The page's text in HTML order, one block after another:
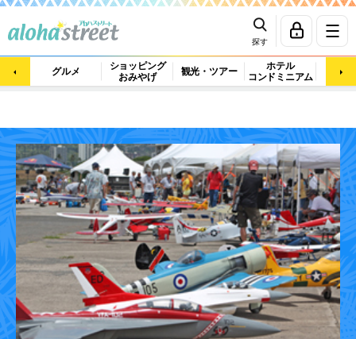
探す
グルメ
ショッピング
おみやげ
観光・ツアー
ホテル
コンドミニアム
マッ